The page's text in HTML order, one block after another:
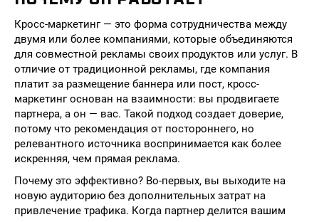
Кросс-маркетинг — это форма сотрудничества между
двумя или более компаниями, которые объединяются
для совместной рекламы своих продуктов или услуг. В
отличие от традиционной рекламы, где компания
платит за размещение баннера или пост, кросс-
маркетинг основан на взаимности: вы продвигаете
партнера, а он — вас. Такой подход создает доверие,
потому что рекомендация от постороннего, но
релевантного источника воспринимается как более
искренняя, чем прямая реклама.
Почему это эффективно? Во-первых, вы выходите на
новую аудиторию без дополнительных затрат на
привлечение трафика. Когда партнер делится вашим